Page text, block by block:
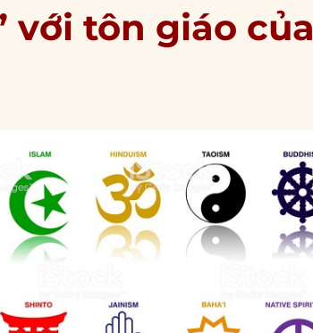
với tôn giáo của